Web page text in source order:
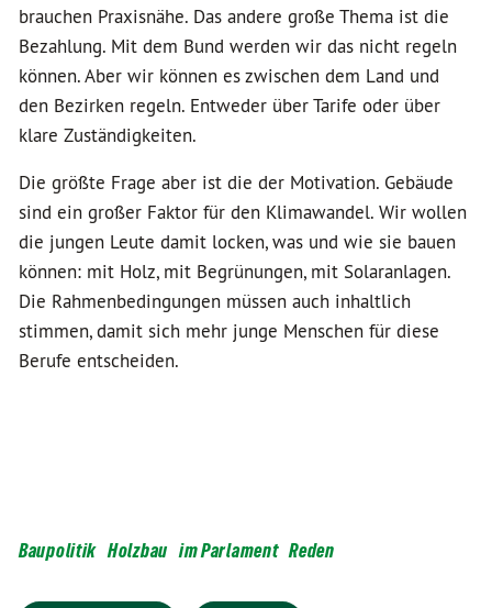
brauchen Praxisnähe. Das andere große Thema ist die
Bezahlung. Mit dem Bund werden wir das nicht regeln
können. Aber wir können es zwischen dem Land und
den Bezirken regeln. Entweder über Tarife oder über
klare Zuständigkeiten.
Die größte Frage aber ist die der Motivation. Gebäude
sind ein großer Faktor für den Klimawandel. Wir wollen
die jungen Leute damit locken, was und wie sie bauen
können: mit Holz, mit Begrünungen, mit Solaranlagen.
Die Rahmenbedingungen müssen auch inhaltlich
stimmen, damit sich mehr junge Menschen für diese
Berufe entscheiden.
Baupolitik Holzbau im Parlament Reden